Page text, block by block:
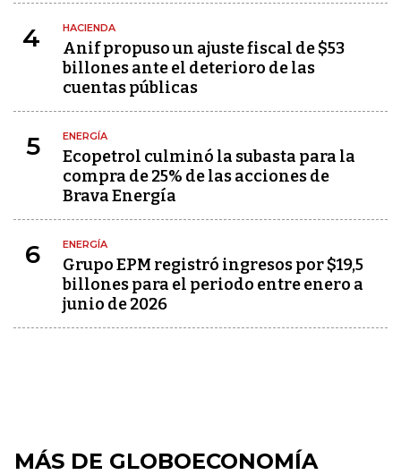
4 HACIENDA
Anif propuso un ajuste fiscal de $53
billones ante el deterioro de las
cuentas públicas
5 ENERGÍA
Ecopetrol culminó la subasta para la
compra de 25% de las acciones de
Brava Energía
6 ENERGÍA
Grupo EPM registró ingresos por $19,5
billones para el periodo entre enero a
junio de 2026
MÁS DE GLOBOECONOMÍA